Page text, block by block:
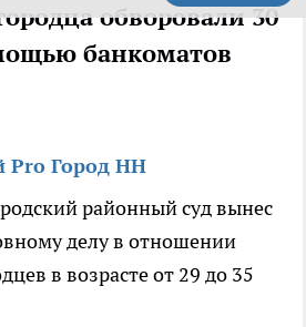
обворовали 30
банкоматов
Pro Город НН
районный суд вынес
делу в отношении
в возрасте от 29 до 35